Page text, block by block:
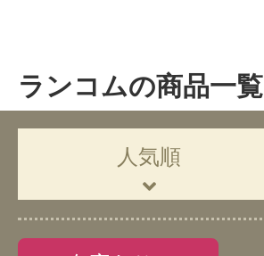
ランコムの商品一覧
人気順